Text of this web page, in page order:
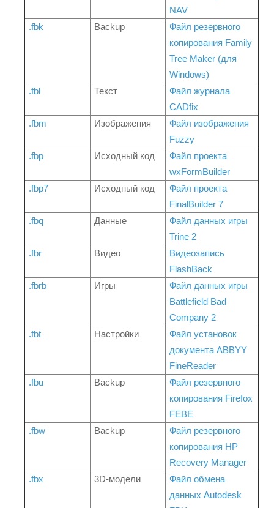
NAV
.fbk
Backup
Файл резервного
копирования Family
Tree Maker (для
Windows)
.fbl
Текст
Файл журнала
CADfix
.fbm
Изображения
Файл изображения
Fuzzy
.fbp
Исходный код
Файл проекта
wxFormBuilder
.fbp7
Исходный код
Файл проекта
FinalBuilder 7
.fbq
Данные
Файл данных игры
Trine 2
.fbr
Видео
Видеозапись
FlashBack
.fbrb
Игры
Файл данных игры
Battlefield Bad
Company 2
.fbt
Настройки
Файл установок
документа ABBYY
FineReader
.fbu
Backup
Файл резервного
копирования Firefox
FEBE
.fbw
Backup
Файл резервного
копирования HP
Recovery Manager
.fbx
3D-модели
Файл обмена
данных Autodesk